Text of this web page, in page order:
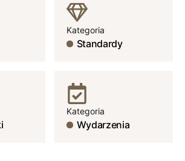
Kategoria
Standardy
Kategoria
Wydarzenia